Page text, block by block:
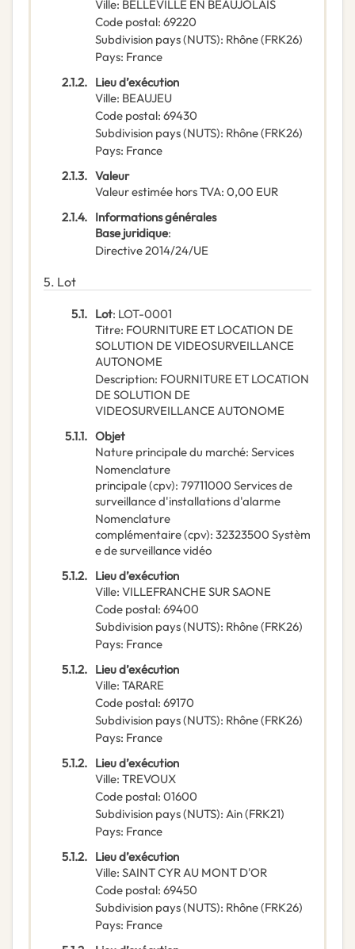
Ville: BELLEVILLE EN BEAUJOLAIS
Code postal: 69220
Subdivision pays (NUTS): Rhône(FRK26)
Pays: France
2.1.2. Lieu d’exécution
Ville: BEAUJEU
Code postal: 69430
Subdivision pays (NUTS): Rhône(FRK26)
Pays: France
2.1.3. Valeur
Valeur estimée hors TVA: 0,00 EUR
2.1.4. Informations générales
Base juridique:
Directive 2014/24/UE
5. Lot
5.1. Lot: LOT-0001
Titre: FOURNITURE ET LOCATION DE
SOLUTION DE VIDEOSURVEILLANCE
AUTONOME
Description: FOURNITURE ET LOCATION
DE SOLUTION DE
VIDEOSURVEILLANCE AUTONOME
5.1.1. Objet
Nature principale du marché: Services
Nomenclature
principale(cpv): 79711000 Services de
surveillance d'installations d'alarme
Nomenclature
complémentaire(cpv): 32323500 Systèm
e de surveillance vidéo
5.1.2. Lieu d’exécution
Ville: VILLEFRANCHE SUR SAONE
Code postal: 69400
Subdivision pays (NUTS): Rhône(FRK26)
Pays: France
5.1.2. Lieu d’exécution
Ville: TARARE
Code postal: 69170
Subdivision pays (NUTS): Rhône(FRK26)
Pays: France
5.1.2. Lieu d’exécution
Ville: TREVOUX
Code postal: 01600
Subdivision pays (NUTS): Ain(FRK21)
Pays: France
5.1.2. Lieu d’exécution
Ville: SAINT CYR AU MONT D'OR
Code postal: 69450
Subdivision pays (NUTS): Rhône(FRK26)
Pays: France